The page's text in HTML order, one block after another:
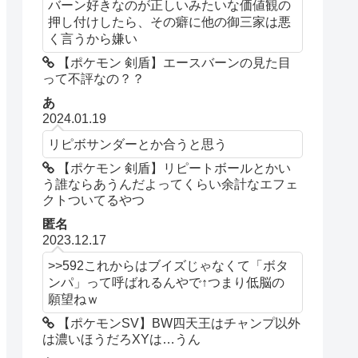
バーン好きなのが正しいみたいな価値観の
押し付けしたら、その癖に他の御三家は悪
く言うから嫌い
【ポケモン 剣盾】エースバーンの見た目
って不評なの？？
あ
2024.01.19
リピボサンダーとか合うと思う
【ポケモン 剣盾】リピートボールとかい
う誰ならあうんだよってくらい余計なエフェ
クトついてるやつ
匿名
2023.12.17
>>592これからはブイズじゃなくて「ボタ
ンパ」って呼ばれるんやで↑つまり低脳の
願望ねｗ
【ポケモンSV】BW四天王はチャンプ以外
は濃いほうだろXYは…うん